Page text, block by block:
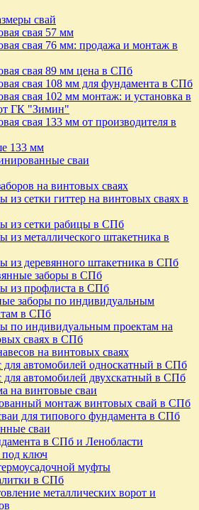
свай
свая 57 мм
свая 76 мм: продажа и монтаж в
свая 89 мм цена в СПб
свая 108 мм для фундамента в СПб
свая 102 мм монтаж: и установка в
ГК "Зимин"
свая 133 мм от производителя в
133 мм
сваи
на винтовых сваях
из сетки гиттер на винтовых сваях в
из сетки рабицы в СПб
из металлического штакетника в
из деревянного штакетника в СПб
заборы в СПб
из профлиста в СПб
заборы по индивидуальным
в СПб
по индивидуальным проектам на
сваях в СПб
на винтовых сваях
для автомобилей односкатный в СПб
для автомобилей двухскатный в СПб
на винтовые сваи
монтаж винтовых свай в СПб
для типового фундамента в СПб
сваи
в СПб и Ленобласти
ключ
муфты
в СПб
металлических ворот и